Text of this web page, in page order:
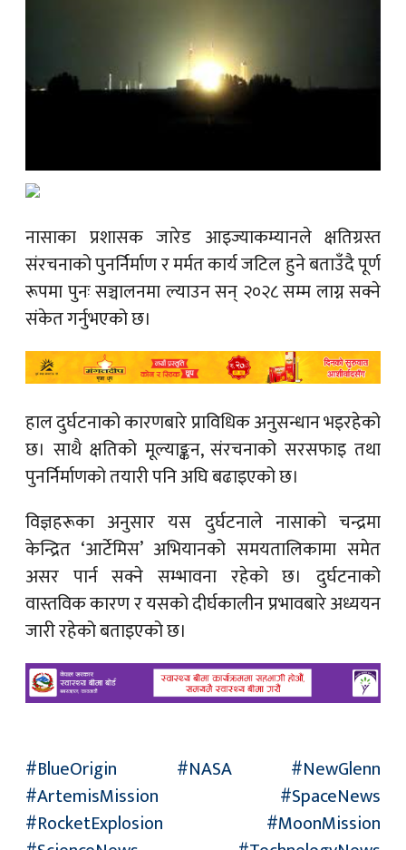
नासाका प्रशासक जारेड आइज्याकम्यानले क्षतिग्रस्त
संरचनाको पुनर्निर्माण र मर्मत कार्य जटिल हुने बताउँदै पूर्ण
रूपमा पुनः सञ्चालनमा ल्याउन सन् २०२८ सम्म लाग्न सक्ने
संकेत गर्नुभएको छ।
हाल दुर्घटनाको कारणबारे प्राविधिक अनुसन्धान भइरहेको
छ। साथै क्षतिको मूल्याङ्कन, संरचनाको सरसफाइ तथा
पुनर्निर्माणको तयारी पनि अघि बढाइएको छ।
विज्ञहरूका अनुसार यस दुर्घटनाले नासाको चन्द्रमा
केन्द्रित ‘आर्टेमिस’ अभियानको समयतालिकामा समेत
असर पार्न सक्ने सम्भावना रहेको छ। दुर्घटनाको
वास्तविक कारण र यसको दीर्घकालीन प्रभावबारे अध्ययन
जारी रहेको बताइएको छ।
#BlueOrigin #NASA #NewGlenn
#ArtemisMission #SpaceNews
#RocketExplosion #MoonMission